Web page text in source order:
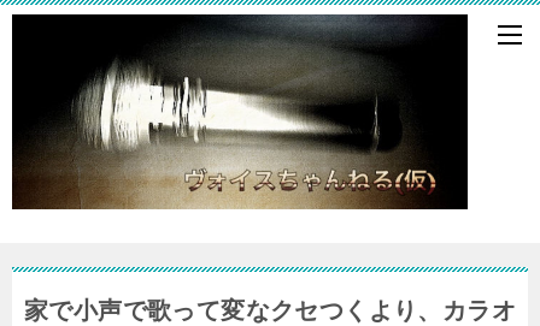
家で小声で歌って変なクセつくより、カラオ